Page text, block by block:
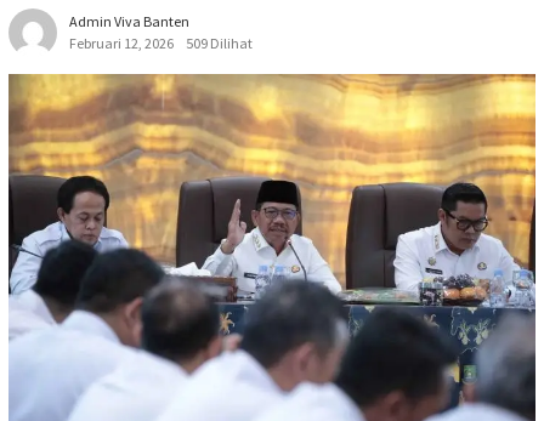
Admin Viva Banten
Februari 12, 2026
509 Dilihat